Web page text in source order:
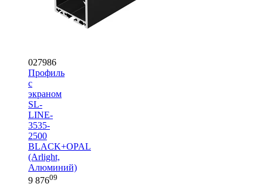
027986
Профиль
с
экраном
SL-
LINE-
3535-
2500
BLACK+OPAL
(Arlight,
Алюминий)
9 87609